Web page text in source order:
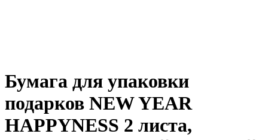
Бумага для упаковки
подарков NEW YEAR
HAPPYNESS 2 листа,